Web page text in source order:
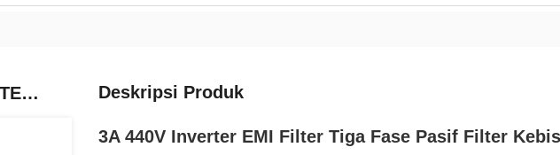
PRODUK-PRODUK TERKAIT Deskripsi Produk
3A 440V Inverter EMI Filter Tiga Fase Pasif Filter